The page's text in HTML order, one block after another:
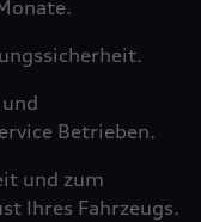
Betrieben.
und zum
Ihres Fahrzeugs.